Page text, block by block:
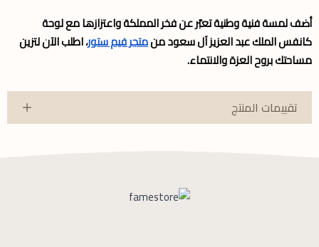
أضف لمسة فنية وطنية تعبّر عن فخر المملكة واعتزازها مع لوحة
كانفس الملك عبد العزيز آل سعود منمتجر فيم ستور، اطلب الآن لتزين
مساحتك بروح العزة والانتماء.
تقييمات المنتج